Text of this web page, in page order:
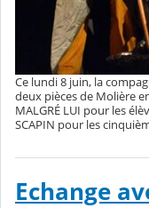
Ce lundi 8 juin, la
deux pièces de Molière
MALGRÉ LUI pour les
SCAPIN pour les
Echange